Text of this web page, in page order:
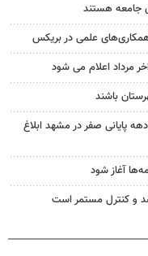
جامعه‌ هستند
همکاری‌های علمی در بریکس
باشند
دهه پایانی صفر در مشهد ابلاغ
آغاز شود
و کنترل مستمر است